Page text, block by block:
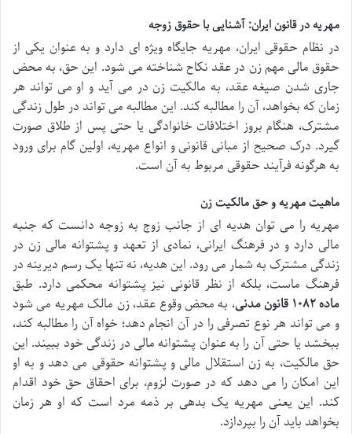
مهریه در قانون ایران: آشنایی با حقوق زوجه
در نظام حقوقی ایران، مهریه جایگاه ویژه ای دارد و به عنوان یکی از
حقوق مالی مهم زن در عقد نکاح شناخته می شود. این حق، به محض
جاری شدن صیغه عقد، به مالکیت زن در می آید و او می تواند هر
زمان که بخواهد، آن را مطالبه کند. این مطالبه می تواند در طول زندگی
مشترک، هنگام بروز اختلافات خانوادگی یا حتی پس از طلاق صورت
گیرد. درک صحیح از مبانی قانونی و انواع مهریه، اولین گام برای ورود
به هرگونه فرآیند حقوقی مربوط به آن است.
ماهیت مهریه و حق مالکیت زن
مهریه را می توان هدیه ای از جانب زوج به زوجه دانست که جنبه
مالی دارد و در فرهنگ ایرانی، نمادی از تعهد و پشتوانه مالی زن در
زندگی مشترک به شمار می رود. این هدیه، نه تنها یک رسم دیرینه در
فرهنگ ماست، بلکه از نظر قانونی نیز پشتوانه محکمی دارد. طبق
ماده ۱۰۸۲ قانون مدنی
، به محض وقوع عقد، زن مالک مهریه می شود
و می تواند هر نوع تصرفی را در آن انجام دهد؛ خواه آن را مطالبه کند،
ببخشد یا حتی آن را به عنوان پشتوانه مالی در زندگی خود ببیند. این
حق مالکیت، به زن استقلال مالی و پشتوانه حقوقی می دهد و به او
این امکان را می دهد که در صورت لزوم، برای احقاق حق خود اقدام
کند. این یعنی مهریه یک بدهی بر ذمه مرد است که او هر زمان
بخواهد باید آن را بپردازد.